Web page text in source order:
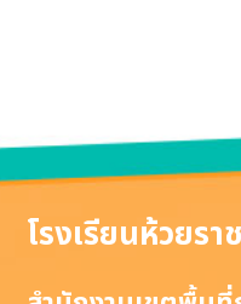
โรงเรียนห้วยร